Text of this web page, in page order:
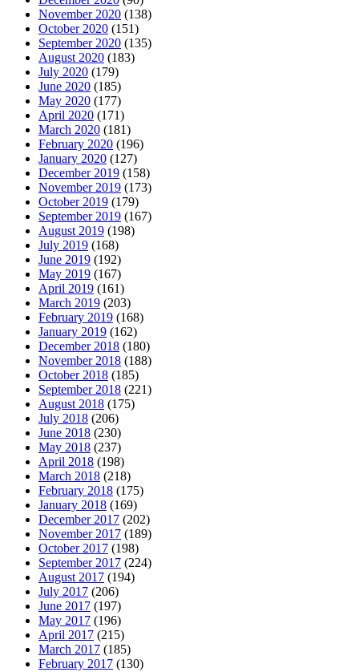
November 2020 (138)
October 2020 (151)
September 2020 (135)
August 2020 (183)
July 2020 (179)
June 2020 (185)
May 2020 (177)
April 2020 (171)
March 2020 (181)
February 2020 (196)
January 2020 (127)
December 2019 (158)
November 2019 (173)
October 2019 (179)
September 2019 (167)
August 2019 (198)
July 2019 (168)
June 2019 (192)
May 2019 (167)
April 2019 (161)
March 2019 (203)
February 2019 (168)
January 2019 (162)
December 2018 (180)
November 2018 (188)
October 2018 (185)
September 2018 (221)
August 2018 (175)
July 2018 (206)
June 2018 (230)
May 2018 (237)
April 2018 (198)
March 2018 (218)
February 2018 (175)
January 2018 (169)
December 2017 (202)
November 2017 (189)
October 2017 (198)
September 2017 (224)
August 2017 (194)
July 2017 (206)
June 2017 (197)
May 2017 (196)
April 2017 (215)
March 2017 (185)
February 2017 (130)